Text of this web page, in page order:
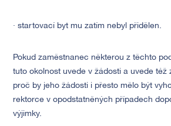
· startovací byt mu zatím nebyl přidělen.
Pokud zaměstnanec některou z těchto
tuto okolnost uvede v žádosti a uvede též
proč by jeho žádosti i přesto mělo být
rektorce v opodstatněných případech
výjimky.